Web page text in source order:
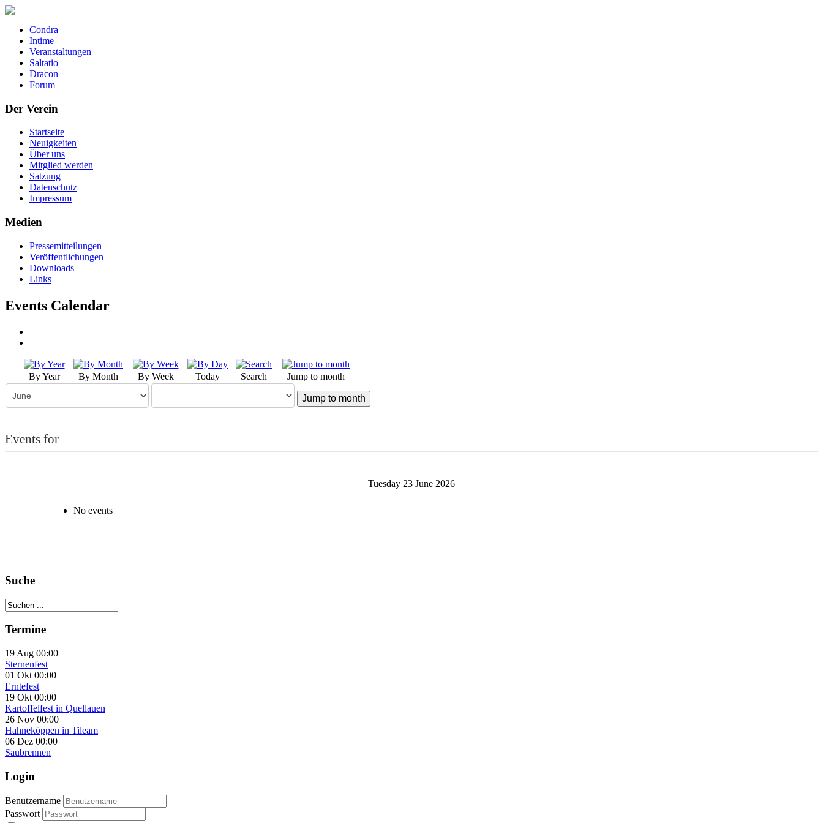
Condra
Intime
Veranstaltungen
Saltatio
Dracon
Forum
Der Verein
Startseite
Neuigkeiten
Über uns
Mitglied werden
Satzung
Datenschutz
Impressum
Medien
Pressemitteilungen
Veröffentlichungen
Downloads
Links
Events Calendar
By Year By Month By Week Today Search Jump to month
Jump to month
Events for
Tuesday 23 June 2026
No events
Suche
Termine
19 Aug 00:00
Sternenfest
01 Okt 00:00
Erntefest
19 Okt 00:00
Kartoffelfest in Quellauen
26 Nov 00:00
Hahneköppen in Tileam
06 Dez 00:00
Saubrennen
Login
Benutzername
Passwort